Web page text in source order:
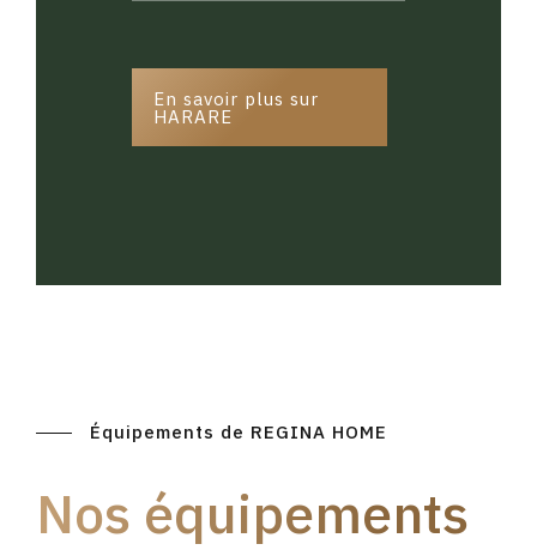
En savoir plus sur
HARARE
Équipements de REGINA HOME
Nos équipements